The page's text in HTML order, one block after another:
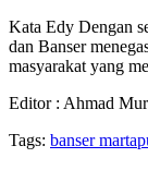
Kata Edy Dengan
dan Banser
masyarakat yang
Editor : Ahmad
Tags: banser